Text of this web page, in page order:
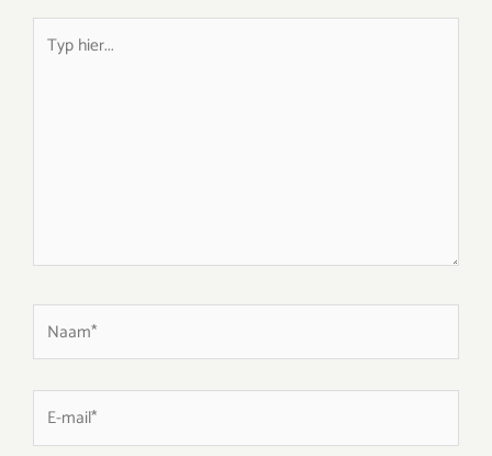
Typ
Naam*
mail*